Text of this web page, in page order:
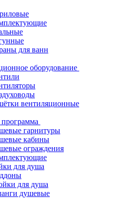
для ванн
оборудование
вентиляционные
гарнитуры
кабины
ограждения
для душа
для душа
душевые